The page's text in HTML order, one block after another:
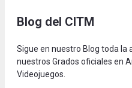
Blog del CITM
Sigue en nuestro Blog toda la
nuestros Grados oficiales en
Videojuegos.